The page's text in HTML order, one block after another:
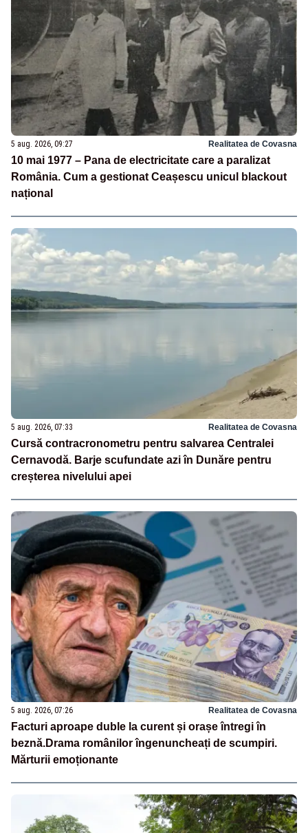
5 aug. 2026, 09:27 Realitatea de Covasna
10 mai 1977 – Pana de electricitate care a paralizat
România. Cum a gestionat Ceașescu unicul blackout
național
5 aug. 2026, 07:33 Realitatea de Covasna
Cursă contracronometru pentru salvarea Centralei
Cernavodă. Barje scufundate azi în Dunăre pentru
creșterea nivelului apei
5 aug. 2026, 07:26 Realitatea de Covasna
Facturi aproape duble la curent și orașe întregi în
beznă.Drama românilor îngenuncheați de scumpiri.
Mărturii emoționante